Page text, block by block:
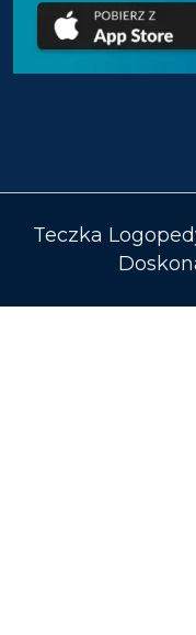
Teczka